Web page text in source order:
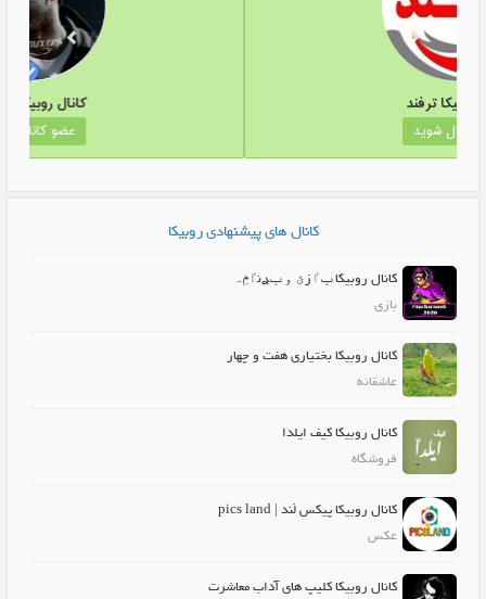
کانال های پیشنهادی روبیکا
کانال روبیکا ݕٵزێ ۅ ݕࢪنٵݦہ
بازی
کانال روبیکا بختیاری هفت و چهار
عاشقانه
کانال روبیکا کیف ایلدا
فروشگاه
کانال روبیکا پیکس لَند | pics land
عکس
کانال روبیکا کلیپ های آداب معاشرت